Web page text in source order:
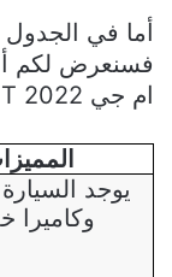
أما في الجدول
فسنعرض لكم
ام جي 2022
يوجد
وكاميرا